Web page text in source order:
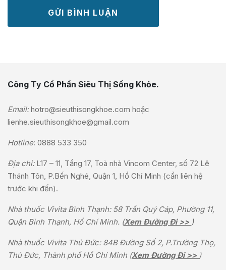
Công Ty Cổ Phần Siêu Thị Sống Khỏe.
Email: hotro@sieuthisongkhoe.com hoặc
lienhe.sieuthisongkhoe@gmail.com
Hotline: 0888 533 350
Địa chỉ: L17 – 11, Tầng 17, Toà nhà Vincom Center, số 72 Lê
Thánh Tôn, P.Bến Nghé, Quận 1, Hồ Chí Minh (cần liên hệ
trước khi đến).
Nhà thuốc Vivita Bình Thạnh: 58 Trần Quý Cáp, Phường 11,
Quận Bình Thạnh, Hồ Chí Minh. (Xem Đường Đi >> )
Nhà thuốc Vivita Thủ Đức: 84B Đường Số 2, P.Trường Thọ,
Thủ Đức, Thành phố Hồ Chí Minh (Xem Đường Đi >> )